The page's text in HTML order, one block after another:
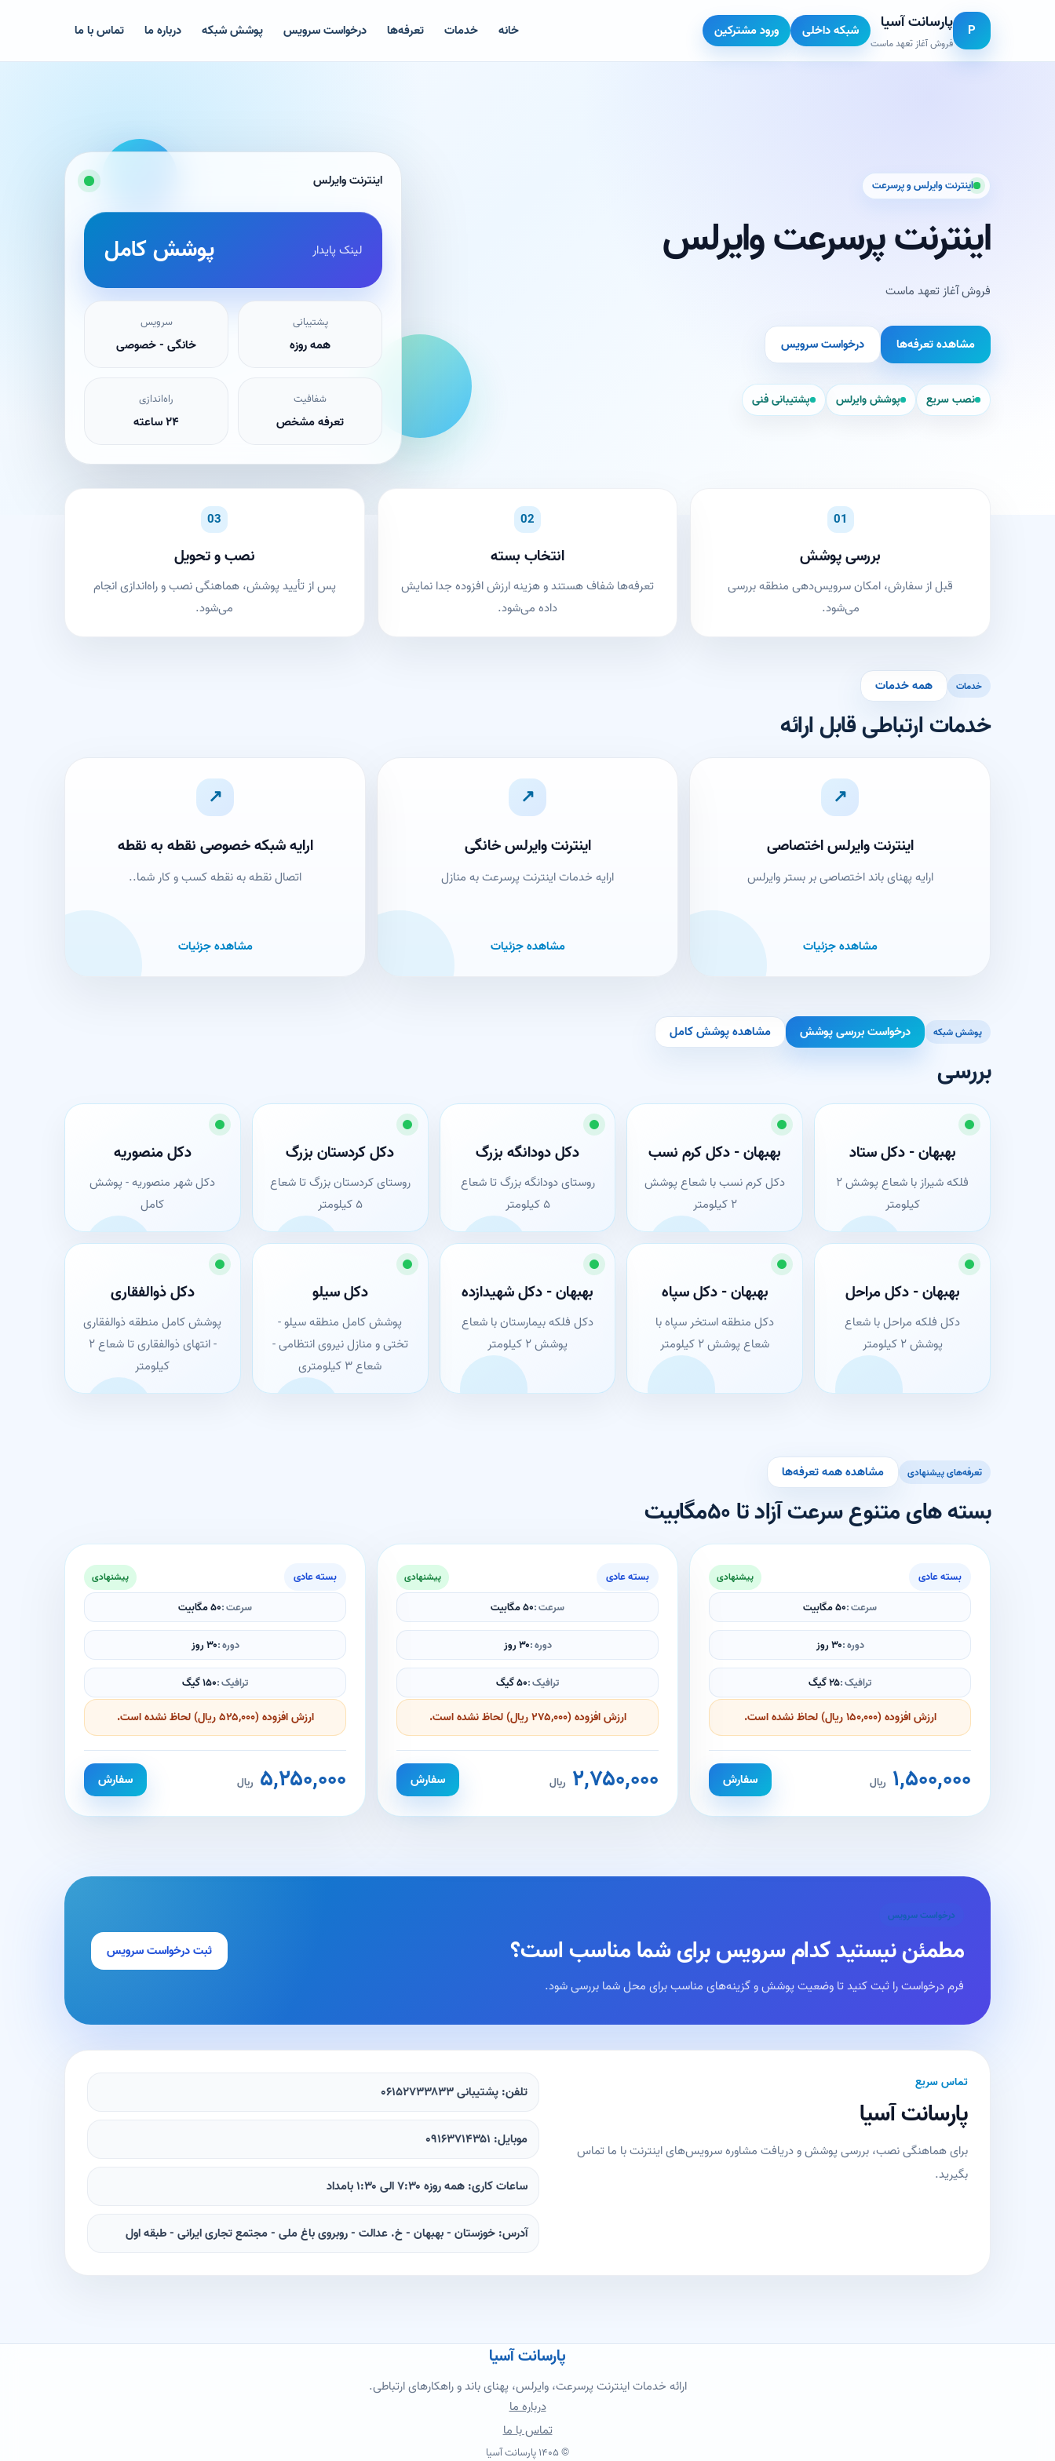
P پارسانت آسیا
فروش آغاز تعهد ماست
شبکه داخلی ورود مشترکین خانه خدمات تعرفه‌ها درخواست سرویس پوشش شبکه درباره ما تماس با ما
اینترنت وایرلس و پرسرعت
اینترنت پرسرعت وایرلس
فروش آغاز تعهد ماست
مشاهده تعرفه‌ها درخواست سرویس
نصب سریع پوشش وایرلس پشتیبانی فنی
اینترنت وایرلس
لینک پایدار پوشش کامل
پشتیبانی
همه روزه
سرویس
خانگی - خصوصی
شفافیت
تعرفه مشخص
راه‌اندازی
۲۴ ساعته
01
بررسی پوشش
قبل از سفارش، امکان سرویس‌دهی منطقه بررسی
می‌شود.
02
انتخاب بسته
تعرفه‌ها شفاف هستند و هزینه ارزش افزوده جدا نمایش
داده می‌شود.
03
نصب و تحویل
پس از تأیید پوشش، هماهنگی نصب و راه‌اندازی انجام
می‌شود.
خدمات همه خدمات
خدمات ارتباطی قابل ارائه
↗
اینترنت وایرلس اختصاصی
ارایه پهنای باند اختصاصی بر بستر وایرلس
مشاهده جزئیات
↗
اینترنت وایرلس خانگی
ارایه خدمات اینترنت پرسرعت به منازل
مشاهده جزئیات
↗
ارایه شبکه خصوصی نقطه به نقطه
اتصال نقطه به نقطه کسب و کار شما..
مشاهده جزئیات
پوشش شبکه درخواست بررسی پوشش مشاهده پوشش کامل
بررسی
بهبهان - دکل ستاد
فلکه شیراز با شعاع پوشش ۲
کیلومتر
بهبهان - دکل کرم نسب
دکل کرم نسب با شعاع پوشش
۲ کیلومتر
دکل دودانگه بزرگ
روستای دودانگه بزرگ تا شعاع
۵ کیلومتر
دکل کردستان بزرگ
روستای کردستان بزرگ تا شعاع
۵ کیلومتر
دکل منصوریه
دکل شهر منصوریه - پوشش
کامل
بهبهان - دکل مراحل
دکل فلکه مراحل با شعاع
پوشش ۲ کیلومتر
بهبهان - دکل سپاه
دکل منطقه استخر سپاه با
شعاع پوشش ۲ کیلومتر
بهبهان - دکل شهیدازده
دکل فلکه بیمارستان با شعاع
پوشش ۲ کیلومتر
دکل سیلو
پوشش کامل منطقه سیلو -
تختی و منازل نیروی انتظامی -
شعاع ۳ کیلومتری
دکل ذوالفقاری
پوشش کامل منطقه ذوالفقاری
- انتهای ذوالفقاری تا شعاع ۲
کیلومتر
تعرفه‌های پیشنهادی مشاهده همه تعرفه‌ها
بسته های متنوع سرعت آزاد تا ۵۰مگابیت
بسته عادی پیشنهادی
سرعت ۵۰ مگابیت
دوره ۳۰ روز
ترافیک ۲۵ گیگ
ارزش افزوده (۱۵۰,۰۰۰ ریال) لحاظ نشده است.
۱,۵۰۰,۰۰۰ ریال سفارش
بسته عادی پیشنهادی
سرعت ۵۰ مگابیت
دوره ۳۰ روز
ترافیک ۵۰ گیگ
ارزش افزوده (۲۷۵,۰۰۰ ریال) لحاظ نشده است.
۲,۷۵۰,۰۰۰ ریال سفارش
بسته عادی پیشنهادی
سرعت ۵۰ مگابیت
دوره ۳۰ روز
ترافیک ۱۵۰ گیگ
ارزش افزوده (۵۲۵,۰۰۰ ریال) لحاظ نشده است.
۵,۲۵۰,۰۰۰ ریال سفارش
درخواست سرویس
مطمئن نیستید کدام سرویس برای شما مناسب است؟
فرم درخواست را ثبت کنید تا وضعیت پوشش و گزینه‌های مناسب برای محل شما بررسی شود.
ثبت درخواست سرویس
تماس سریع
پارسانت آسیا
برای هماهنگی نصب، بررسی پوشش و دریافت مشاوره سرویس‌های اینترنت با ما تماس
بگیرید.
تلفن: پشتیبانی ۰۶۱۵۲۷۳۳۸۳۳
موبایل: ۰۹۱۶۳۷۱۴۳۵۱
ساعات کاری: همه روزه ۷:۳۰ الی ۱:۳۰ بامداد
آدرس: خوزستان - بهبهان - خ. عدالت - روبروی باغ ملی - مجتمع تجاری ایرانی - طبقه اول
پارسانت آسیا
ارائه خدمات اینترنت پرسرعت، وایرلس، پهنای باند و راهکارهای ارتباطی.
درباره ما
تماس با ما
© ۱۴۰۵ پارسانت آسیا